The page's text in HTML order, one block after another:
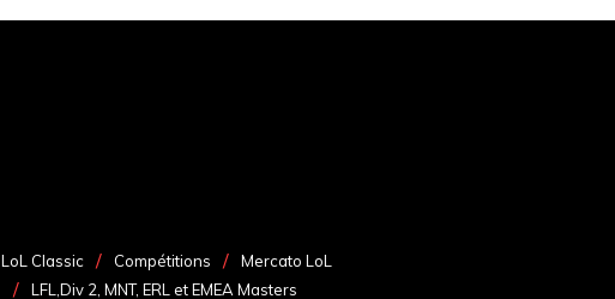
LoL Classic Compétitions
Mercato LoL
LFL,Div 2, MNT, ERL et EMEA Masters